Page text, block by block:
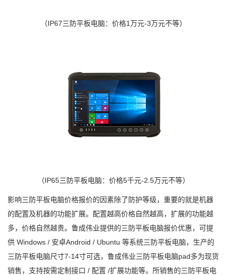
（IP67三防平板电脑：价格1万元-3万元不等）
（IP65三防平板电脑：价格5千元-2.5万元不等）
影响三防平板电脑价格报价的因素除了防护等级，重要的就是机器
的配置及机器的功能扩展。配置越高价格自然越高，扩展的功能越
多，价格自然越贵。鲁成伟业提供的三防平板电脑报价优惠，可提
供 Windows / 安卓Android / Ubuntu 等系统三防平板电脑，生产的
三防平板电脑尺寸7-14寸可选，鲁成伟业三防平板电脑pad多为现货
销售，支持按需定制接口 / 配置 /扩展功能等。所销售的三防平板电